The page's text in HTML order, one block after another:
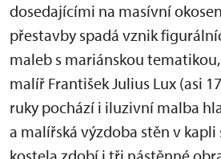
dosedajícími na masívní
přestavby spadá vznik
maleb s mariánskou
malíř František Julius Lux (asi
ruky pochází i iluzivní malba
a malířská výzdoba stěn v kapli